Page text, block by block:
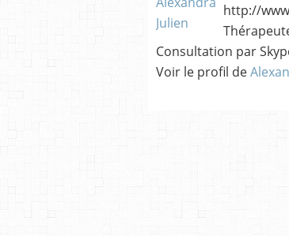
http://
Consultation par
Voir le profil de